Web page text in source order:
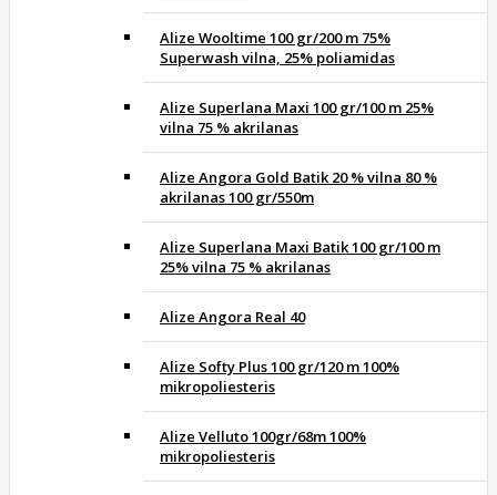
Alize Wooltime 100 gr/200 m 75%
Superwash vilna, 25% poliamidas
Alize Superlana Maxi 100 gr/100 m 25%
vilna 75 % akrilanas
Alize Angora Gold Batik 20 % vilna 80 %
akrilanas 100 gr/550m
Alize Superlana Maxi Batik 100 gr/100 m
25% vilna 75 % akrilanas
Alize Angora Real 40
Alize Softy Plus 100 gr/120 m 100%
mikropoliesteris
Alize Velluto 100gr/68m 100%
mikropoliesteris